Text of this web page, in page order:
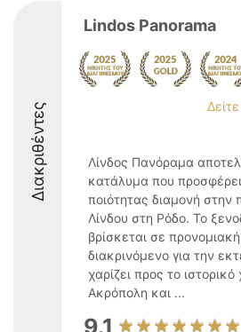
Διακριθέντες
Lindos Panorama
Λίνδος Πανόραμα
κατάλυμα που
ποιότητας διαμονή στην
Λίνδου στη Ρόδο. Το
βρίσκεται σε
διακρινόμενο για την
χαρίζει προς το
Ακρόπολη και ...
9.1